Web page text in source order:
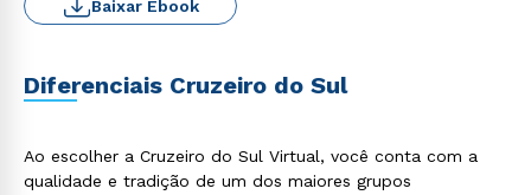
Baixar Ebook
Diferenciais Cruzeiro do Sul
Ao escolher a Cruzeiro do Sul Virtual, você conta com a
qualidade e tradição de um dos maiores grupos